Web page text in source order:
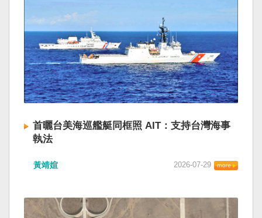
首曬台美海巡艦艇同框照 AIT：支持台灣海事
執法
黃靖媗 2026-07-29